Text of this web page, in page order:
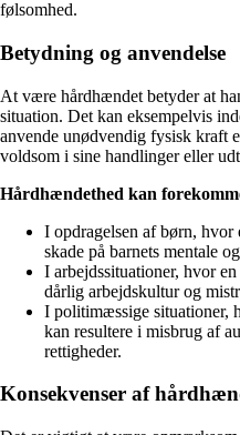
følsomhed.
Betydning og anvendelse
At være hårdhændet betyder at
situation. Det kan eksempelvis
anvende unødvendig fysisk kraft
voldsom i sine handlinger eller
Hårdhændethed kan
I opdragelsen af børn, hvor
skade på barnets mentale
I arbejdssituationer, hvor
dårlig arbejdskultur og
I politimæssige situationer,
kan resultere i misbrug af
rettigheder.
Konsekvenser af